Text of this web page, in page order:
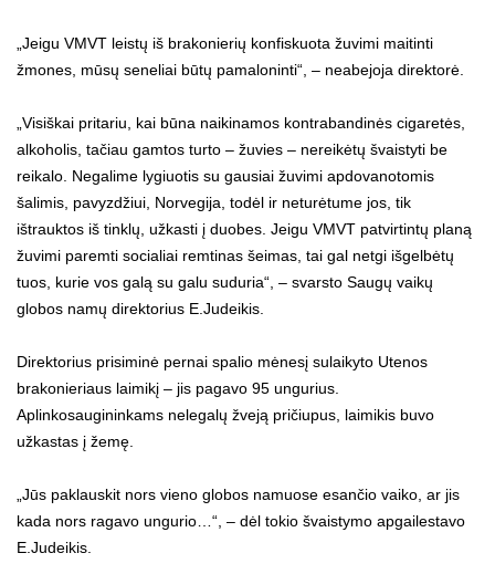
„Jeigu VMVT leistų iš brakonierių konfiskuota žuvimi maitinti
žmones, mūsų seneliai būtų pamaloninti“, – neabejoja direktorė.
„Visiškai pritariu, kai būna naikinamos kontrabandinės cigaretės,
alkoholis, tačiau gamtos turto – žuvies – nereikėtų švaistyti be
reikalo. Negalime lygiuotis su gausiai žuvimi apdovanotomis
šalimis, pavyzdžiui, Norvegija, todėl ir neturėtume jos, tik
ištrauktos iš tinklų, užkasti į duobes. Jeigu VMVT patvirtintų planą
žuvimi paremti socialiai remtinas šeimas, tai gal netgi išgelbėtų
tuos, kurie vos galą su galu suduria“, – svarsto Saugų vaikų
globos namų direktorius E.Judeikis.
Direktorius prisiminė pernai spalio mėnesį sulaikyto Utenos
brakonieriaus laimikį – jis pagavo 95 ungurius.
Aplinkosaugininkams nelegalų žveją pričiupus, laimikis buvo
užkastas į žemę.
„Jūs paklauskit nors vieno globos namuose esančio vaiko, ar jis
kada nors ragavo ungurio…“, – dėl tokio švaistymo apgailestavo
E.Judeikis.